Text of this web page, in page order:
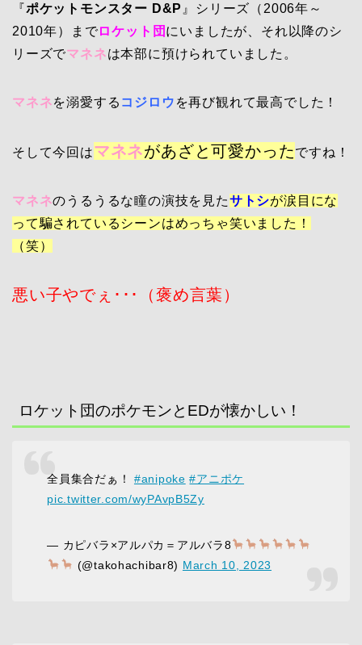
『ポケットモンスター D&P 』シリーズ（2006年～
2010年）までロケット団 にいましたが、それ以降のシ
リーズでマネネは本部に預けられていました。
マネネを溺愛する コジロウ を再び観れて最高でした！
そして今回はマネネがあざと可愛かったですね！
マネネのうるうるな瞳の演技を見たサトシが涙目にな
って騙されているシーンはめっちゃ笑いました！
（笑）
悪い子やでぇ･･･（褒め言葉）
ロケット団のポケモンとEDが懐かしい！
全員集合だぁ！ #anipoke #アニポケ
pic.twitter.com/wyPAvpB5Zy
— カピバラ×アルパカ＝アルバラ8
(@takohachibar8) March 10, 2023